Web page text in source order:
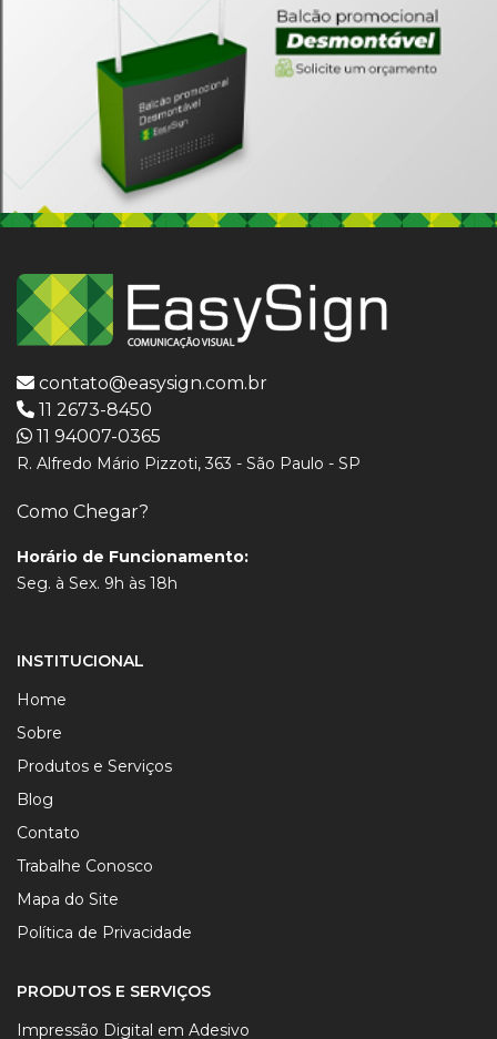
contato@easysign.com.br
11 2673-8450
11 94007-0365
R. Alfredo Mário Pizzoti, 363 - São Paulo - SP
Como Chegar?
Horário de Funcionamento:
Seg. à Sex. 9h às 18h
INSTITUCIONAL
Home
Sobre
Produtos e Serviços
Blog
Contato
Trabalhe Conosco
Mapa do Site
Política de Privacidade
PRODUTOS E SERVIÇOS
Impressão Digital em Adesivo